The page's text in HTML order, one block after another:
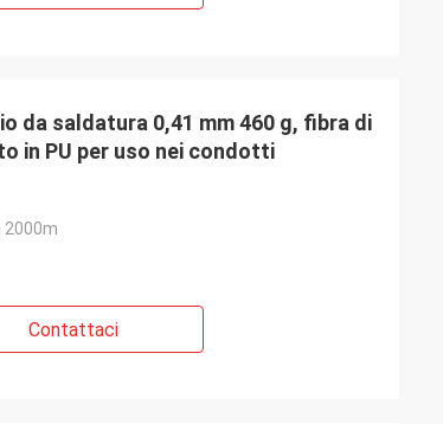
da saldatura 0,41 mm 460 g, fibra di
in PU per uso nei condotti
2000m
Contattaci